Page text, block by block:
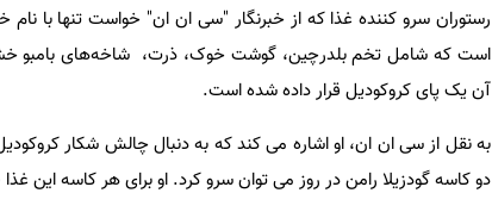
رستوران سرو کننده غذا که از خبرنگار "سی ان ان" خواست تنها با
است که شامل تخم بلدرچین، گوشت خوک، ذرت، شاخه‌های بامبو
آن یک پای کروکودیل قرار داده شده است.
به نقل از سی ان ان، او اشاره می کند که به دنبال چالش شکار
دو کاسه گودزیلا رامن در روز می توان سرو کرد. او برای هر کاسه این غذا 50 دلار می گیرد.